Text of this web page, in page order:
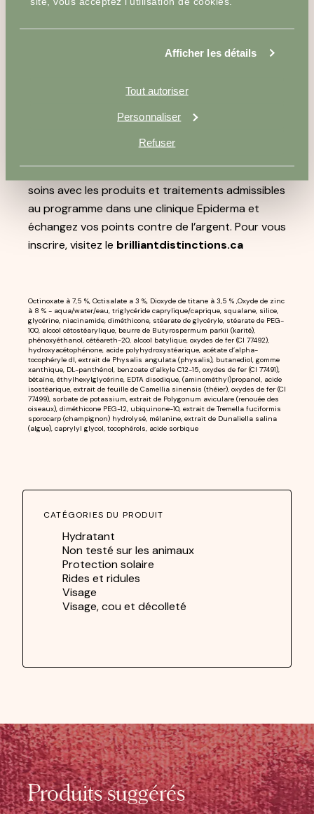
Afficher les détails
Tout autoriser
Personnaliser
Refuser
Inscrivez-vous et économisez
Découvrez la beauté des récompenses avec le
soins avec les produits et traitements admissibles
au programme dans une clinique Epiderma et
échangez vos points contre de l’argent. Pour vous
inscrire, visitez le brilliantdistinctions.ca
Octinoxate à 7,5 %, Octisalate a 3 %, Dioxyde de titane à 3,5 % ,Oxyde de zinc
à 8 % - aqua/water/eau, triglycéride caprylique/caprique, squalane, silice,
glycérine, niacinamide, diméthicone, stéarate de glycéryle, stéarate de PEG-
100, alcool cétostéarylique, beurre de Butyrospermum parkii (karité),
phénoxyéthanol, cétéareth-20, alcool batylique, oxydes de fer (CI 77492),
hydroxyacétophénone, acide polyhydroxystéarique, acétate d’alpha-
tocophéryle dl, extrait de Physalis angulata (physalis), butanediol, gomme
xanthique, DL-panthénol, benzoate d’alkyle C12-15, oxydes de fer (CI 77491),
bétaïne, éthylhexylglycérine, EDTA disodique, (aminométhyl)propanol, acide
isostéarique, extrait de feuille de Camellia sinensis (théier), oxydes de fer (CI
77499), sorbate de potassium, extrait de Polygonum aviculare (renouée des
oiseaux), diméthicone PEG-12, ubiquinone-10, extrait de Tremella fuciformis
sporocarp (champignon) hydrolysé, mélanine, extrait de Dunaliella salina
(algue), caprylyl glycol, tocophérols, acide sorbique
CATÉGORIES DU PRODUIT
Hydratant
Non testé sur les animaux
Protection solaire
Rides et ridules
Visage
Visage, cou et décolleté
Produits suggérés